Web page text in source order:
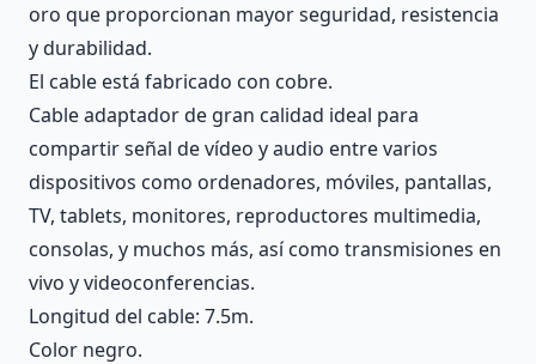
oro que proporcionan mayor seguridad, resistencia
y durabilidad.
El cable está fabricado con cobre.
Cable adaptador de gran calidad ideal para
compartir señal de vídeo y audio entre varios
dispositivos como ordenadores, móviles, pantallas,
TV, tablets, monitores, reproductores multimedia,
consolas, y muchos más, así como transmisiones en
vivo y videoconferencias.
Longitud del cable: 7.5m.
Color negro.